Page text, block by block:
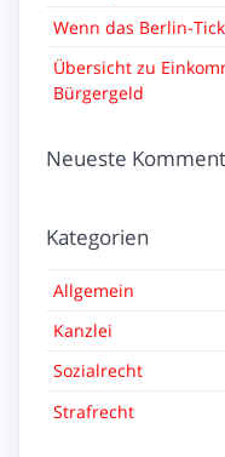
Wenn das Berlin-
Übersicht zu
Bürgergeld
Neueste
Kategorien
Allgemein
Kanzlei
Sozialrecht
Strafrecht